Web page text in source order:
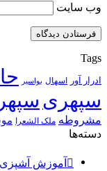
وب‌ سایت
Tags
ادرار آور اسهال بواسیر
سپهری
مشروطه ملک الشعرا
دسته‌ها
آموزش آشپزی